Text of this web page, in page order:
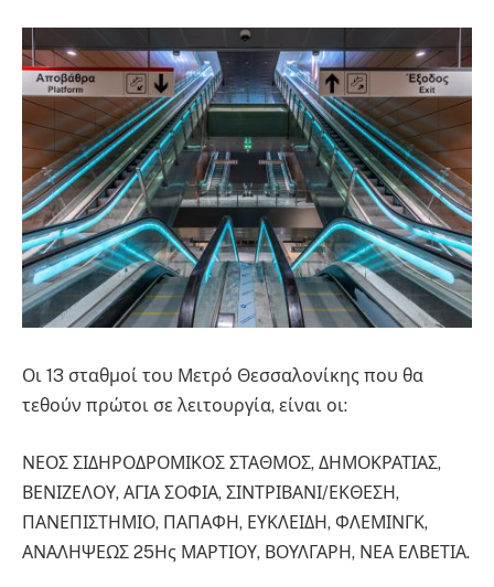
Οι 13 σταθμοί του Μετρό Θεσσαλονίκης που θα
τεθούν πρώτοι σε λειτουργία, είναι οι:
ΝΕΟΣ ΣΙΔΗΡΟΔΡΟΜΙΚΟΣ ΣΤΑΘΜΟΣ, ΔΗΜΟΚΡΑΤΙΑΣ,
ΒΕΝΙΖΕΛΟΥ, ΑΓΙΑ ΣΟΦΙΑ, ΣΙΝΤΡΙΒΑΝΙ/ΕΚΘΕΣΗ,
ΠΑΝΕΠΙΣΤΗΜΙΟ, ΠΑΠΑΦΗ, ΕΥΚΛΕΙΔΗ, ΦΛΕΜΙΝΓΚ,
ΑΝΑΛΗΨΕΩΣ 25Ης ΜΑΡΤΙΟΥ, ΒΟΥΛΓΑΡΗ, ΝΕΑ ΕΛΒΕΤΙΑ.